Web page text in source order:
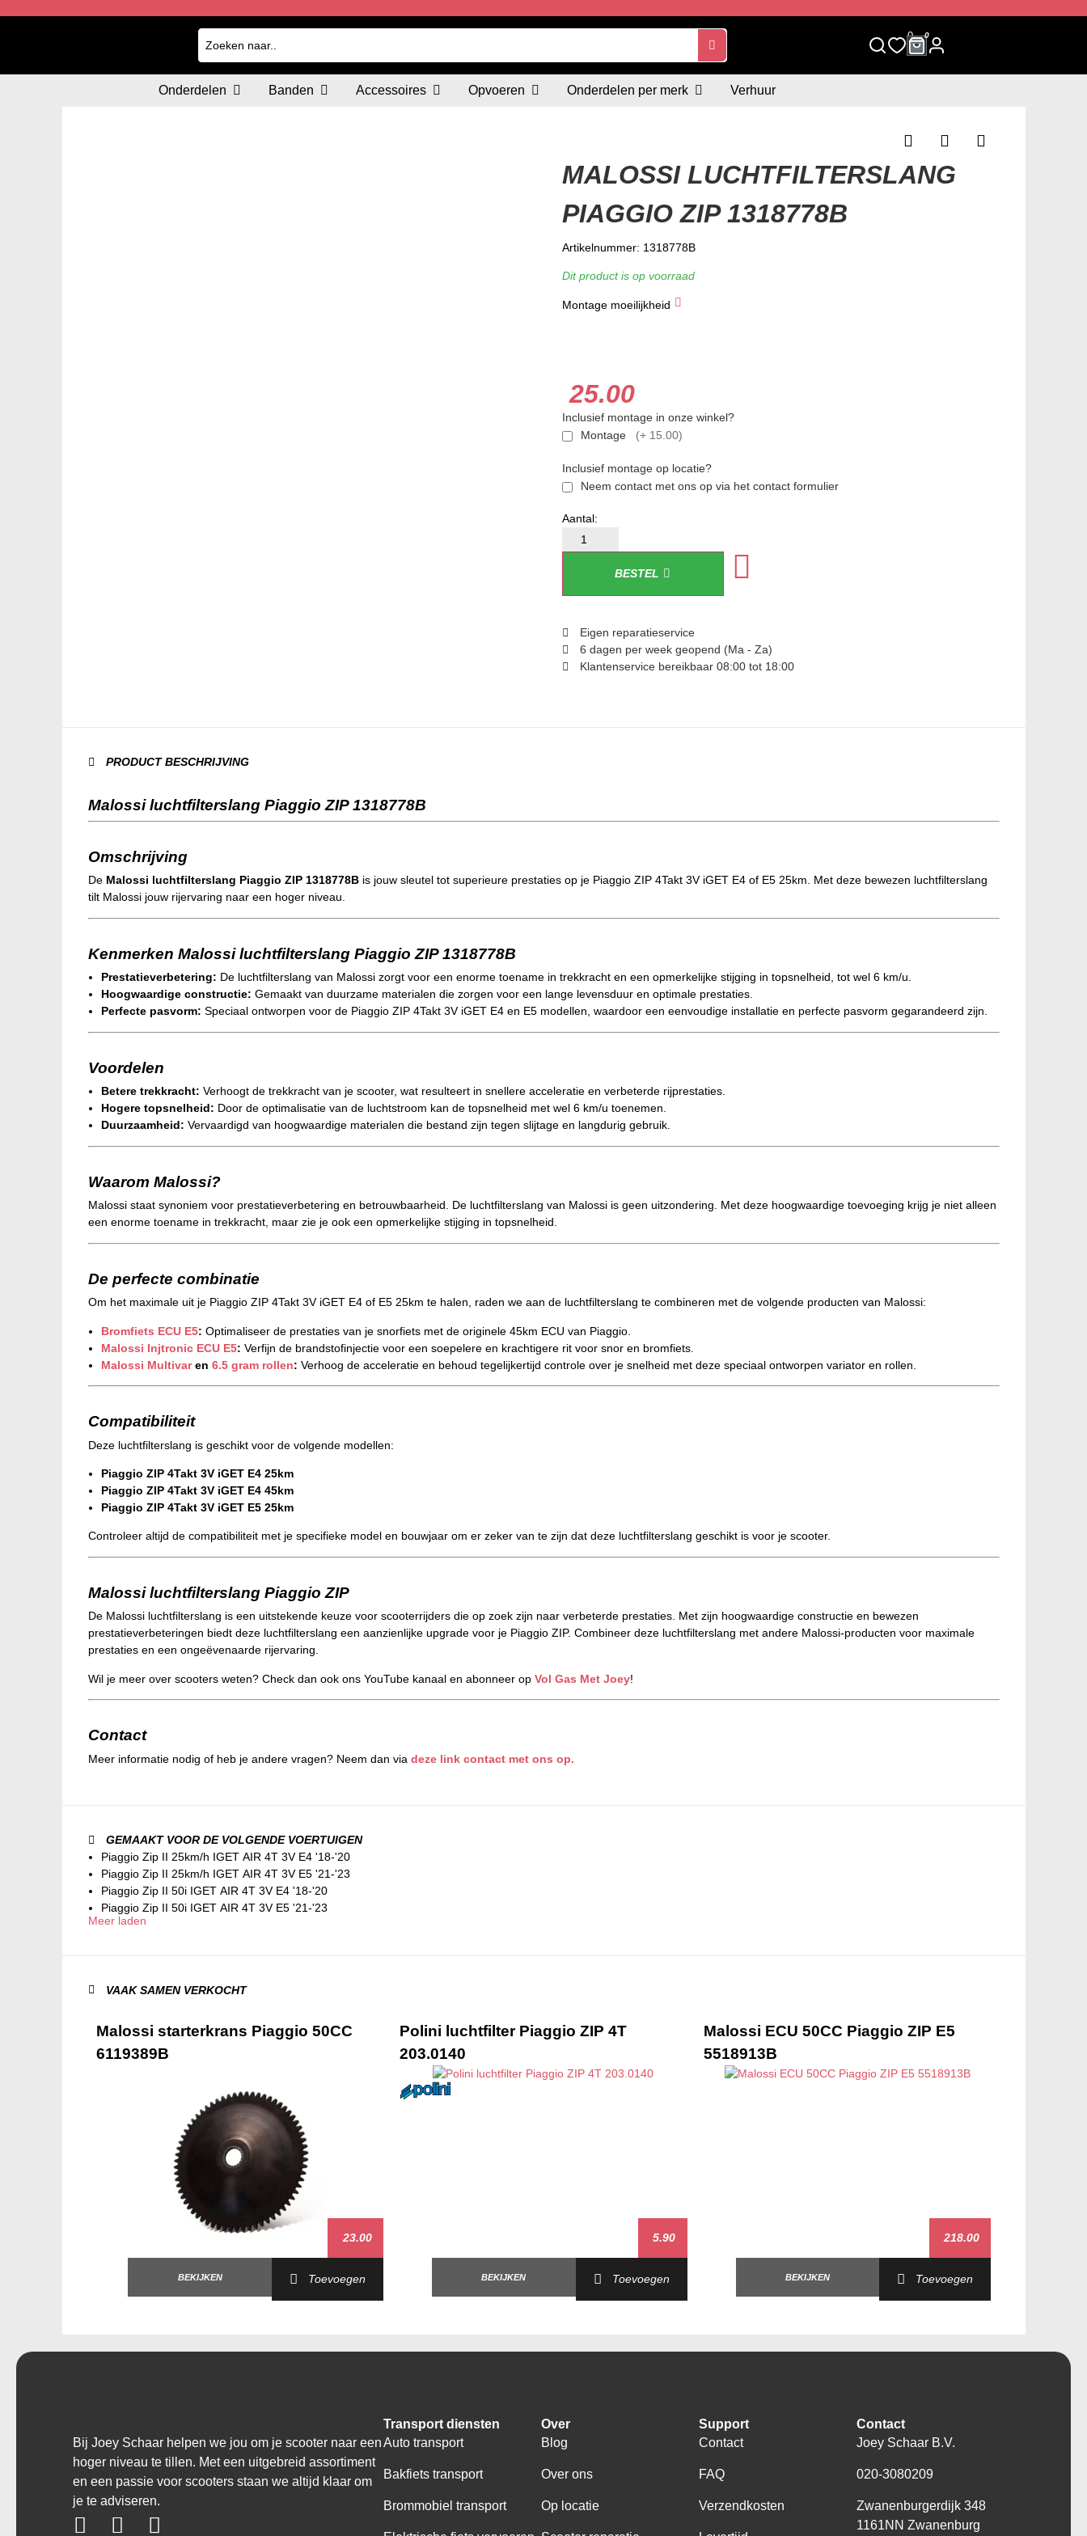
0 0
Onderdelen Banden Accessoires Opvoeren Onderdelen per merk Verhuur
MALOSSI LUCHTFILTERSLANG
PIAGGIO ZIP 1318778B
Artikelnummer: 1318778B
Dit product is op voorraad
Montage moeilijkheid
★ ★
25.00
Inclusief montage in onze winkel?
Montage (+ 15.00)
Inclusief montage op locatie?
Neem contact met ons op via het contact formulier
BESTEL
Eigen reparatieservice
6 dagen per week geopend (Ma - Za)
Klantenservice bereikbaar 08:00 tot 18:00
PRODUCT BESCHRIJVING
Malossi luchtfilterslang Piaggio ZIP 1318778B
Omschrijving
De Malossi luchtfilterslang Piaggio ZIP 1318778Bis jouw sleutel tot superieure prestaties op je Piaggio ZIP 4Takt 3V iGET E4 of E5 25km. Met deze bewezen luchtfilterslang
tilt Malossi jouw rijervaring naar een hoger niveau.
Kenmerken Malossi luchtfilterslang Piaggio ZIP 1318778B
Prestatieverbetering: De luchtfilterslang van Malossi zorgt voor een enorme toename in trekkracht en een opmerkelijke stijging in topsnelheid, tot wel 6 km/u.
Hoogwaardige constructie: Gemaakt van duurzame materialen die zorgen voor een lange levensduur en optimale prestaties.
Perfecte pasvorm: Speciaal ontworpen voor de Piaggio ZIP 4Takt 3V iGET E4 en E5 modellen, waardoor een eenvoudige installatie en perfecte pasvorm gegarandeerd zijn.
Voordelen
Betere trekkracht: Verhoogt de trekkracht van je scooter, wat resulteert in snellere acceleratie en verbeterde rijprestaties.
Hogere topsnelheid: Door de optimalisatie van de luchtstroom kan de topsnelheid met wel 6 km/u toenemen.
Duurzaamheid: Vervaardigd van hoogwaardige materialen die bestand zijn tegen slijtage en langdurig gebruik.
Waarom Malossi?
Malossi staat synoniem voor prestatieverbetering en betrouwbaarheid. De luchtfilterslang van Malossi is geen uitzondering. Met deze hoogwaardige toevoeging krijg je niet alleen
een enorme toename in trekkracht, maar zie je ook een opmerkelijke stijging in topsnelheid.
De perfecte combinatie
Om het maximale uit je Piaggio ZIP 4Takt 3V iGET E4 of E5 25km te halen, raden we aan de luchtfilterslang te combineren met de volgende producten van Malossi:
Bromfiets ECU E5: Optimaliseer de prestaties van je snorfiets met de originele 45km ECU van Piaggio.
Malossi Injtronic ECU E5: Verfijn de brandstofinjectie voor een soepelere en krachtigere rit voor snor en bromfiets.
Malossi Multivaren 6.5 gram rollen: Verhoog de acceleratie en behoud tegelijkertijd controle over je snelheid met deze speciaal ontworpen variator en rollen.
Compatibiliteit
Deze luchtfilterslang is geschikt voor de volgende modellen:
Piaggio ZIP 4Takt 3V iGET E4 25km
Piaggio ZIP 4Takt 3V iGET E4 45km
Piaggio ZIP 4Takt 3V iGET E5 25km
Controleer altijd de compatibiliteit met je specifieke model en bouwjaar om er zeker van te zijn dat deze luchtfilterslang geschikt is voor je scooter.
Malossi luchtfilterslang Piaggio ZIP
De Malossi luchtfilterslang is een uitstekende keuze voor scooterrijders die op zoek zijn naar verbeterde prestaties. Met zijn hoogwaardige constructie en bewezen
prestatieverbeteringen biedt deze luchtfilterslang een aanzienlijke upgrade voor je Piaggio ZIP. Combineer deze luchtfilterslang met andere Malossi-producten voor maximale
prestaties en een ongeëvenaarde rijervaring.
Wil je meer over scooters weten? Check dan ook ons YouTube kanaal en abonneer op Vol Gas Met Joey!
Contact
Meer informatie nodig of heb je andere vragen? Neem dan via deze link contact met ons op.
GEMAAKT VOOR DE VOLGENDE VOERTUIGEN
Piaggio Zip II 25km/h IGET AIR 4T 3V E4 '18-'20
Piaggio Zip II 25km/h IGET AIR 4T 3V E5 '21-'23
Piaggio Zip II 50i IGET AIR 4T 3V E4 '18-'20
Piaggio Zip II 50i IGET AIR 4T 3V E5 '21-'23
Meer laden
VAAK SAMEN VERKOCHT
Malossi starterkrans Piaggio 50CC
6119389B
23.00
BEKIJKEN Toevoegen
Polini luchtfilter Piaggio ZIP 4T
203.0140
5.90
BEKIJKEN Toevoegen
Malossi ECU 50CC Piaggio ZIP E5
5518913B
218.00
BEKIJKEN Toevoegen
Bij Joey Schaar helpen we jou om je scooter naar een
hoger niveau te tillen. Met een uitgebreid assortiment
en een passie voor scooters staan we altijd klaar om
je te adviseren.
Transport diensten
Auto transport
Bakfiets transport
Brommobiel transport
Over
Blog
Over ons
Op locatie
Support
Contact
FAQ
Verzendkosten
Contact
Joey Schaar B.V.
020-3080209
Zwanenburgerdijk 348
1161NN Zwanenburg